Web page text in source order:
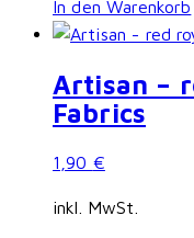
In den Warenkorb
Artisan –
Fabrics
1,90 €
inkl. MwSt.